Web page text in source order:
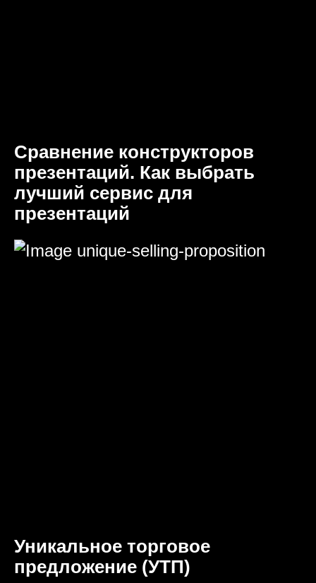
Сравнение конструкторов
презентаций. Как выбрать
лучший сервис для
презентаций
Уникальное торговое
предложение (УТП)